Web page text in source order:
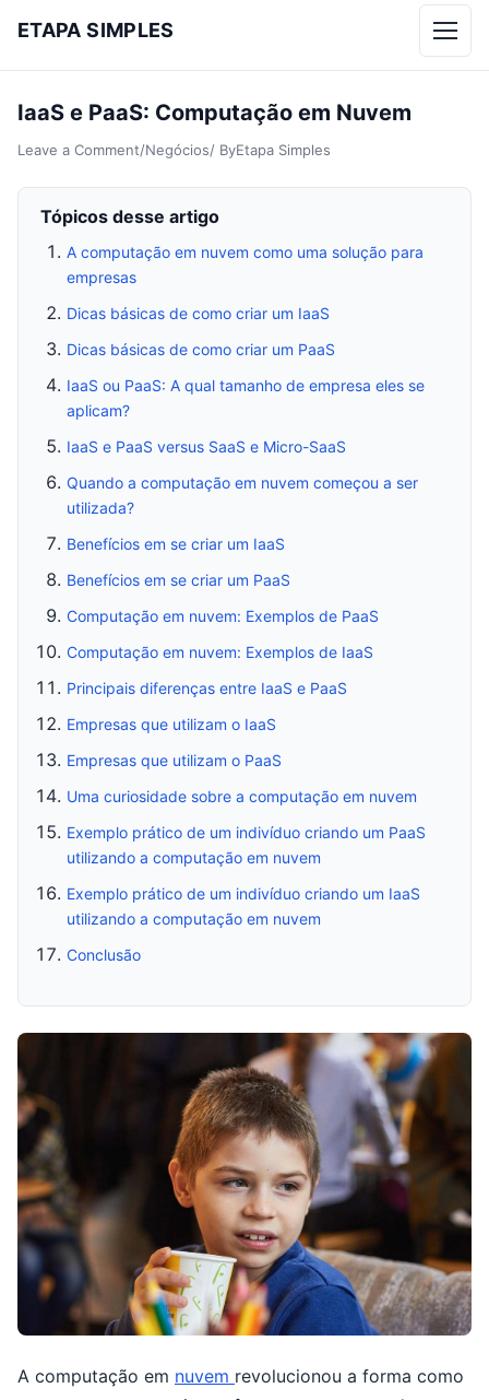
ETAPA SIMPLES Menu
IaaS e PaaS: Computação em Nuvem
Leave a Comment/Negócios/ ByEtapa Simples
Tópicos desse artigo
A computação em nuvem como uma solução para
empresas
Dicas básicas de como criar um IaaS
Dicas básicas de como criar um PaaS
IaaS ou PaaS: A qual tamanho de empresa eles se
aplicam?
IaaS e PaaS versus SaaS e Micro-SaaS
Quando a computação em nuvem começou a ser
utilizada?
Benefícios em se criar um IaaS
Benefícios em se criar um PaaS
Computação em nuvem: Exemplos de PaaS
Computação em nuvem: Exemplos de IaaS
Principais diferenças entre IaaS e PaaS
Empresas que utilizam o IaaS
Empresas que utilizam o PaaS
Uma curiosidade sobre a computação em nuvem
Exemplo prático de um indivíduo criando um PaaS
utilizando a computação em nuvem
Exemplo prático de um indivíduo criando um IaaS
utilizando a computação em nuvem
Conclusão
A computação em nuvem revolucionou a forma como